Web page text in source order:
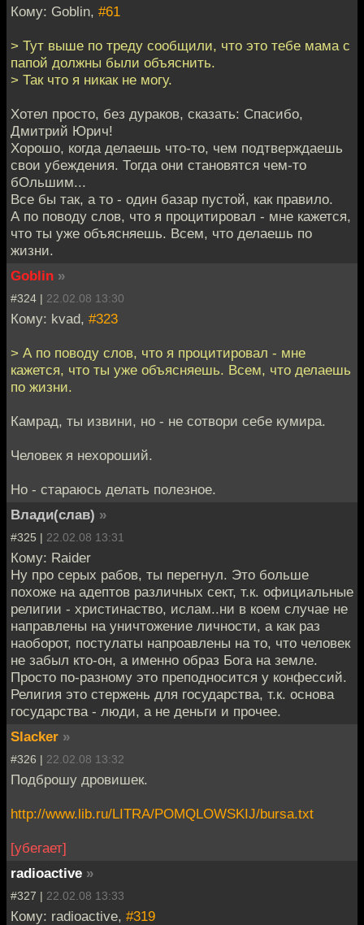
Кому: Goblin, #61
> Тут выше по треду сообщили, что это тебе мама с
папой должны были объяснить.
> Так что я никак не могу.
Хотел просто, без дураков, сказать: Спасибо,
Дмитрий Юрич!
Хорошо, когда делаешь что-то, чем подтверждаешь
свои убеждения. Тогда они становятся чем-то
бОльшим...
Все бы так, а то - один базар пустой, как правило.
А по поводу слов, что я процитировал - мне кажется,
что ты уже объясняешь. Всем, что делаешь по
жизни.
Goblin »
#324 | 22.02.08 13:30
Кому: kvad, #323
> А по поводу слов, что я процитировал - мне
кажется, что ты уже объясняешь. Всем, что делаешь
по жизни.
Камрад, ты извини, но - не сотвори себе кумира.
Человек я нехороший.
Но - стараюсь делать полезное.
Влади(слав) »
#325 | 22.02.08 13:31
Кому: Raider
Ну про серых рабов, ты перегнул. Это больше
похоже на адептов различных сект, т.к. официальные
религии - христинаство, ислам..ни в коем случае не
направлены на уничтожение личности, а как раз
наоборот, постулаты напроавлены на то, что человек
не забыл кто-он, а именно образ Бога на земле.
Просто по-разному это преподносится у конфессий.
Религия это стержень для государства, т.к. основа
государства - люди, а не деньги и прочее.
Slacker »
#326 | 22.02.08 13:32
Подброшу дровишек.
http://www.lib.ru/LITRA/POMQLOWSKIJ/bursa.txt
[убегает]
radioactive »
#327 | 22.02.08 13:33
Кому: radioactive, #319